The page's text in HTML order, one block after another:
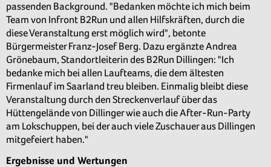
passenden Background. "Bedanken möchte ich mich beim
Team von Infront B2Run und allen Hilfskräften, durch die
diese Veranstaltung erst möglich wird", betonte
Bürgermeister Franz-Josef Berg. Dazu ergänzte Andrea
Grönebaum, Standortleiterin des B2Run Dillingen: "Ich
bedanke mich bei allen Laufteams, die dem ältesten
Firmenlauf im Saarland treu bleiben. Einmalig bleibt diese
Veranstaltung durch den Streckenverlauf über das
Hüttengelände von Dillinger wie auch die After-Run-Party
am Lokschuppen, bei der auch viele Zuschauer aus Dillingen
mitgefeiert haben."
Ergebnisse und Wertungen